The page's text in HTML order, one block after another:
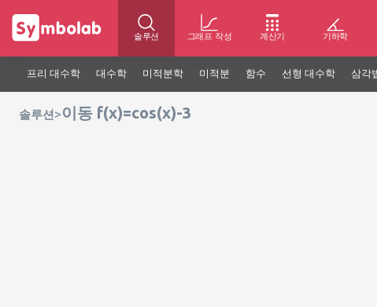
솔루션 그래프 작성 계산기 기하학
프리 대수학 대수학 미적분학 미적분 함수 선형 대수학 삼각
솔루션 >이동 f(x)=cos(x)-3